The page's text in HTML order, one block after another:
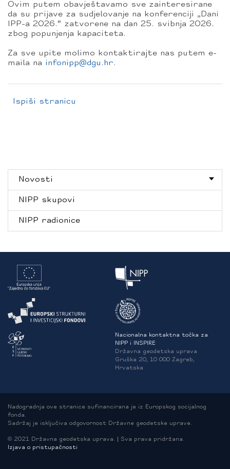
Ovim putem obavještavamo sve zainteresirane
da su prijave za sudjelovanje na konferenciji „Dani
IPP-a 2026.“ zatvorene na dan 25. svibnja 2026.
zbog popunjenja kapaciteta.
Za sve upite molimo kontaktirajte nas putem e-
maila na infonipp@dgu.hr.
Ispiši stranicu
Novosti
NIPP skupovi
NIPP radionice
Nacionalna kontaktna točka za
NIPP i INSPIRE
Državna geodetska uprava
Gruška 20, 10 000 Zagreb,
Hrvatska
Nadogradnja ove stranice sufinancirana je iz Europskog socijalnog
fonda.
Sadržaj je isključiva odgovornost Državne geodetske uprave.
© 2021 Državna geodetska uprava. | Sva prava pridržana.
Izjava o pristupačnosti